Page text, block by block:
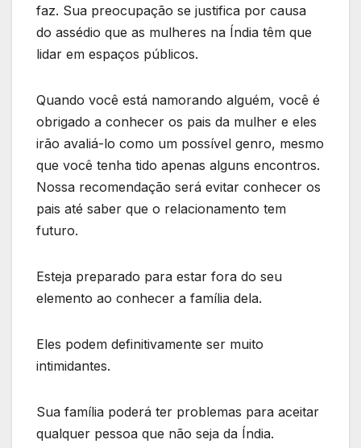
faz. Sua preocupação se justifica por causa
do assédio que as mulheres na Índia têm que
lidar em espaços públicos.
Quando você está namorando alguém, você é
obrigado a conhecer os pais da mulher e eles
irão avaliá-lo como um possível genro, mesmo
que você tenha tido apenas alguns encontros.
Nossa recomendação será evitar conhecer os
pais até saber que o relacionamento tem
futuro.
Esteja preparado para estar fora do seu
elemento ao conhecer a família dela.
Eles podem definitivamente ser muito
intimidantes.
Sua família poderá ter problemas para aceitar
qualquer pessoa que não seja da Índia.